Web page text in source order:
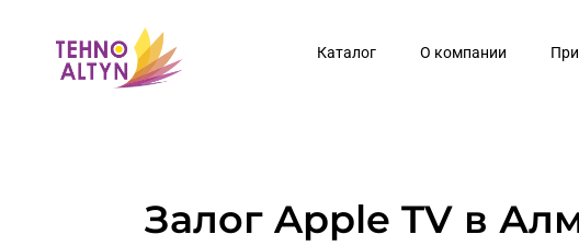
содержимому
Каталог О компании
Залог Apple TV в